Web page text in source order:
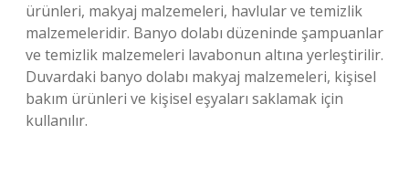
ürünleri, makyaj malzemeleri, havlular ve temizlik
malzemeleridir. Banyo dolabı düzeninde şampuanlar
ve temizlik malzemeleri lavabonun altına yerleştirilir.
Duvardaki banyo dolabı makyaj malzemeleri, kişisel
bakım ürünleri ve kişisel eşyaları saklamak için
kullanılır.